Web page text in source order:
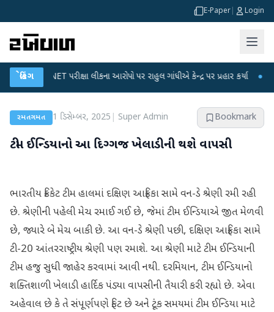
E-Paper Login
બ્રેકિંગ
NET પરીક્ષા લીકના આરોપો પર રાહુલ ગાંધીએ કેન્દ્ર પર પ્રહાર કર્યા ●
રમતગમત 1 ડિસેમ્બર, 2025 Super Admin Bookmark
ટીમ ઈન્ડિયાનો આ દિગ્ગજ ખેલાડીની થશે વાપસી
ભારતીય ક્રિકેટ ટીમ હાલમાં દક્ષિણ આફ્રિકા સામે વન-ડે શ્રેણી રમી રહી
છે. શ્રેણીની પહેલી મેચ રમાઈ ગઈ છે, જેમાં ટીમ ઈન્ડિયાએ જીત મેળવી
છે, જ્યારે બે મેચ બાકી છે. આ વન-ડે શ્રેણી પછી, દક્ષિણ આફ્રિકા સામે
ટી-20 આંતરરાષ્ટ્રીય શ્રેણી પણ રમાશે. આ શ્રેણી માટે ટીમ ઈન્ડિયાની
ટીમ હજુ સુધી જાહેર કરવામાં આવી નથી. દરમિયાન, ટીમ ઈન્ડિયાનો
શક્તિશાળી ખેલાડી હાર્દિક પંડ્યા વાપસીની તૈયારી કરી રહ્યો છે. એવા
અહેવાલ છે કે તે સંપૂર્ણપણે ફિટ છે અને ટૂંક સમયમાં ટીમ ઈન્ડિયા માટે